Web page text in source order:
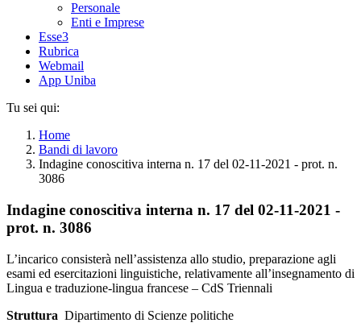
Personale
Enti e Imprese
Esse3
Rubrica
Webmail
App Uniba
Tu sei qui:
Home
Bandi di lavoro
Indagine conoscitiva interna n. 17 del 02-11-2021 - prot. n.
3086
Indagine conoscitiva interna n. 17 del 02-11-2021 -
prot. n. 3086
L’incarico consisterà nell’assistenza allo studio, preparazione agli
esami ed esercitazioni linguistiche, relativamente all’insegnamento di
Lingua e traduzione-lingua francese – CdS Triennali
Struttura Dipartimento di Scienze politiche